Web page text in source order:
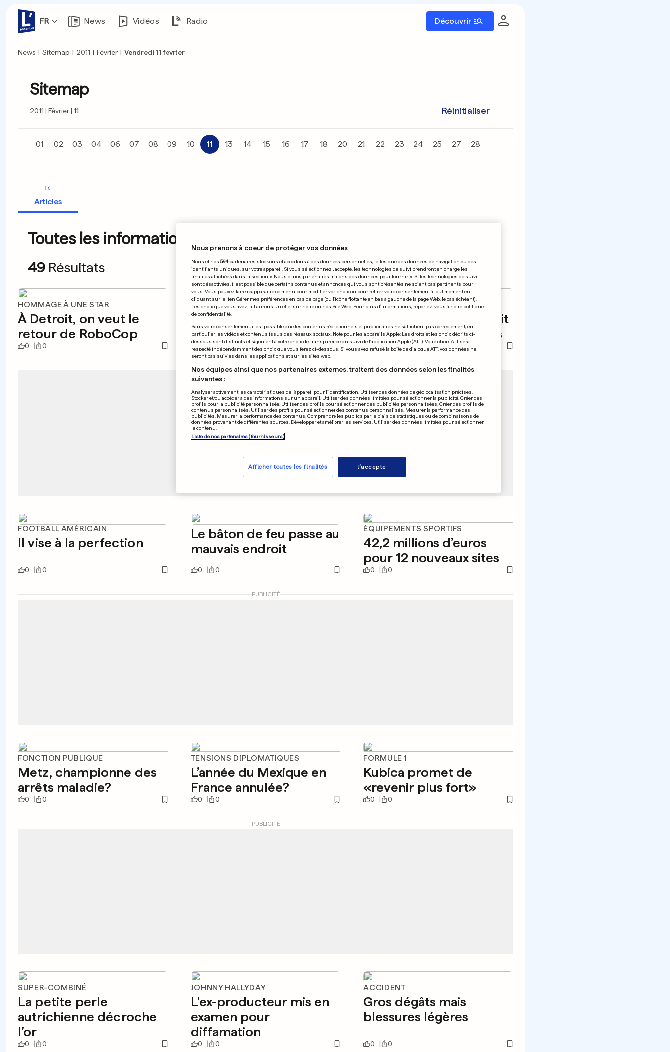
FR News Vidéos Radio Découvrir
News | Sitemap | 2011 | Février | Vendredi 11 février
Sitemap
2011 Février 11 Réinitialiser
01 02 03 04 06 07 08 09 10 11 13 14 15 16 17 18 20 21 22 23 24 25 27 28
Articles
Toutes les informations du 11.02.2011
49 Résultats
HOMMAGE À UNE STAR
À Detroit, on veut le
retour de RoboCop
0 0
LIGUE 1
Lyon sous pression face
aux Verts
0 0
BELGIQUE
Le gouvernement revoit
sa copie sur les salaires
0 0
FOOTBALL AMÉRICAIN
Il vise à la perfection
0 0
Le bâton de feu passe au
mauvais endroit
0 0
ÉQUIPEMENTS SPORTIFS
42,2 millions d’euros
pour 12 nouveaux sites
0 0
PUBLICITÉ
FONCTION PUBLIQUE
Metz, championne des
arrêts maladie?
0 0
TENSIONS DIPLOMATIQUES
L’année du Mexique en
France annulée?
0 0
FORMULE 1
Kubica promet de
«revenir plus fort»
0 0
PUBLICITÉ
SUPER-COMBINÉ
La petite perle
autrichienne décroche
l’or
0 0
JOHNNY HALLYDAY
L'ex-producteur mis en
examen pour
diffamation
0 0
ACCIDENT
Gros dégâts mais
blessures légères
0 0
Nous prenons à coeur de protéger vos données
Nous et nos 594partenaires stockons et accédons à des données personnelles, telles que des données de navigation ou des
identifiants uniques, sur votre appareil. Si vous sélectionnez J'accepte, les technologies de suivi prendront en charge les
finalités affichées dans la section « Nous et nos partenaires traitons des données pour fournir ». Si les technologies de suivi
sont désactivées, il est possible que certains contenus et annonces qui vous sont présentés ne soient pas pertinents pour
vous. Vous pouvez faire réapparaître ce menu pour modifier vos choix ou pour retirer votre consentement à tout moment en
cliquant sur le lien Gérer mes préférences en bas de page [ou l'icône flottante en bas à gauche de la page Web, le cas échéant].
Les choix que vous avez fait aurons un effet sur notre ou nos Site Web. Pour plus d’informations, reportez-vous à notre politique
de confidentialité.
Sans votre consentement, il est possible que les contenus rédactionnels et publicitaires ne s'affichent pas correctement, en
particulier les vidéos et contenus issus des réseaux sociaux. Note pour les appareils Apple: Les droits et les choix décrits ci-
dessous sont distincts et s'ajoutent à votre choix de Transparence du suivi de l'application Apple (ATT). Votre choix ATT sera
respecté indépendamment des choix que vous ferez ci-dessous. Si vous avez refusé la boîte de dialogue ATT, vos données ne
seront pas suivies dans les applications et sur les sites web.
Nos équipes ainsi que nos partenaires externes, traitent des données selon les finalités
suivantes :
Analyser activement les caractéristiques de l’appareil pour l’identification. Utiliser des données de géolocalisation précises.
Stocker et/ou accéder à des informations sur un appareil. Utiliser des données limitées pour sélectionner la publicité. Créer des
profils pour la publicité personnalisée. Utiliser des profils pour sélectionner des publicités personnalisées. Créer des profils de
contenus personnalisés. Utiliser des profils pour sélectionner des contenus personnalisés. Mesurer la performance des
publicités. Mesurer la performance des contenus. Comprendre les publics par le biais de statistiques ou de combinaisons de
données provenant de différentes sources. Développer et améliorer les services. Utiliser des données limitées pour sélectionner
le contenu.
Liste de nos partenaires (fournisseurs)
Afficher toutes les finalités J'accepte